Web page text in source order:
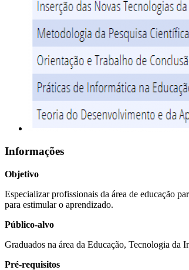
Informações
Objetivo
Especializar profissionais da área de educação
para estimular o aprendizado.
Público-alvo
Graduados na área da Educação, Tecnologia da
Pré-requisitos